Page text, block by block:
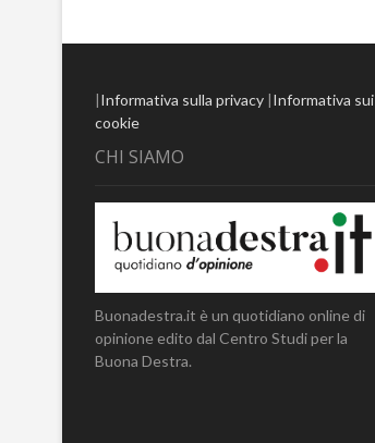
|Informativa sulla privacy |Informativa sui
cookie
CHI SIAMO
Buonadestra.it è un quotidiano online di
opinione edito dal Centro Studi per la
Buona Destra.